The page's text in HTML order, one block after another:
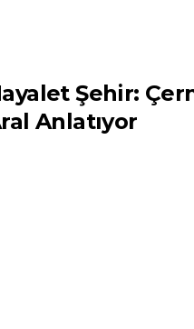
Şehir:
Anlatıyor